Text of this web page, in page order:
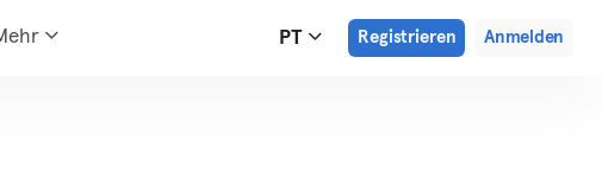
PT Registrieren Anmelden